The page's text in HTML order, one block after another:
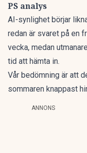
PS analys
AI-synlighet börjar
redan är svaret på en
vecka, medan
tid att hämta in.
Vår bedömning är att
sommaren knappast
ANNONS